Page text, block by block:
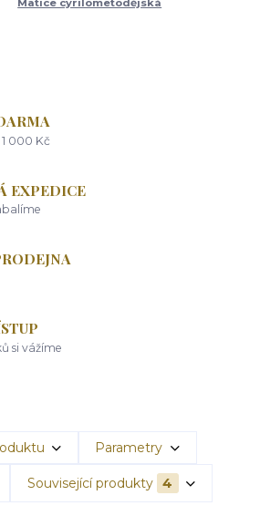
Matice cyrilometodějská
000 Kč
EXPEDICE
si vážíme
Parametry
Související produkty 4